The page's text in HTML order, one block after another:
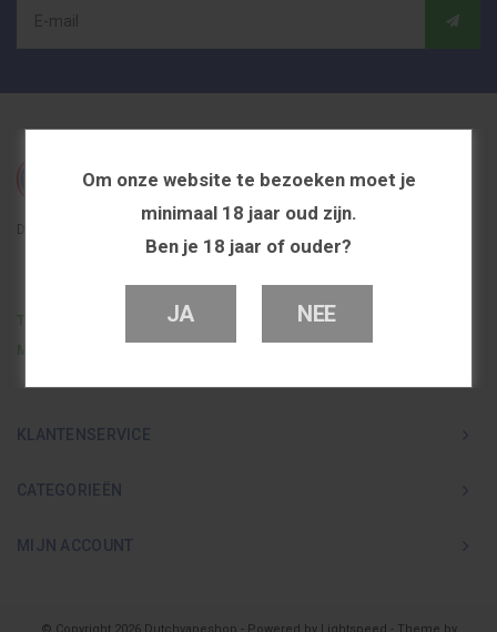
Om onze website te bezoeken moet je
minimaal 18 jaar oud zijn.
Ben je 18 jaar of ouder?
JA NEE
De beste en voordeligste vapeshop in Nederland
Telefoon
0251 839 447
KLANTENSERVICE
CATEGORIEËN
MIJN ACCOUNT